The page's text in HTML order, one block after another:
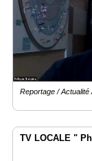
Reportage / Actualité
TV LOCALE "